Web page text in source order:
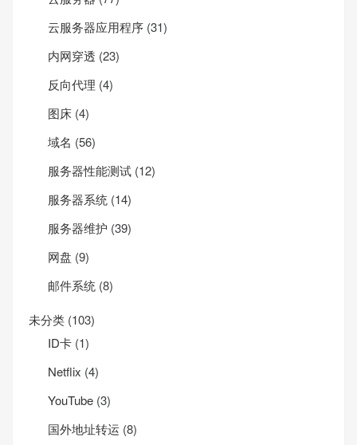
云服务器应用程序 (31)
内网穿透 (23)
反向代理 (4)
图床 (4)
域名 (56)
服务器性能测试 (12)
服务器系统 (14)
服务器维护 (39)
网盘 (9)
邮件系统 (8)
未分类 (103)
ID卡 (1)
Net­flix (4)
YouTube (3)
国外地址转运 (8)